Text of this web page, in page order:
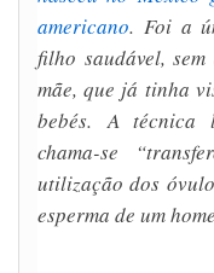
americano. Foi a
filho saudável,
mãe, que já tinha
bebés. A técnica
chama-se
utilização dos
esperma de um